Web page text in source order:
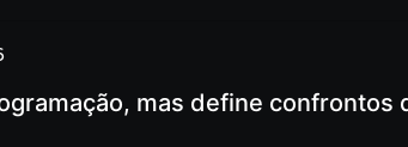
mas define confrontos